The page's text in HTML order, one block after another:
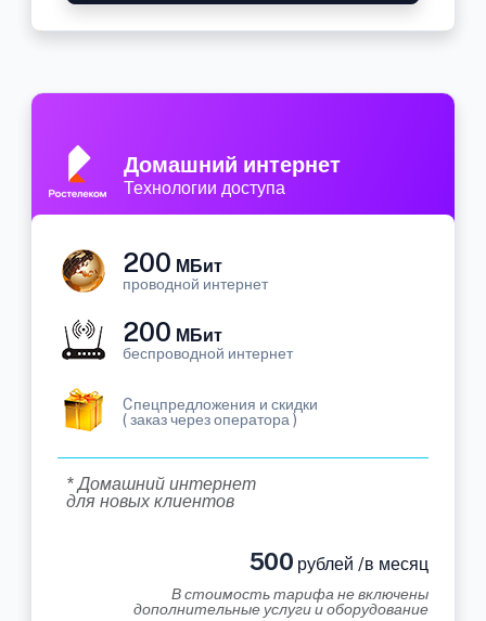
Домашний интернет
Технологии доступа
200 МБит
проводной интернет
200 МБит
беспроводной интернет
Cпецпредложения и скидки
( заказ через оператора )
* Домашний интернет
для новых клиентов
500 рублей /в месяц
В стоимость тарифа не включены
дополнительные услуги и оборудование